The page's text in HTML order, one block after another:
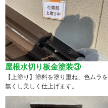
屋根水切り板金塗装③
【上塗り】塗料を塗り重ね、色ムラを
無くし美しく仕上げます。